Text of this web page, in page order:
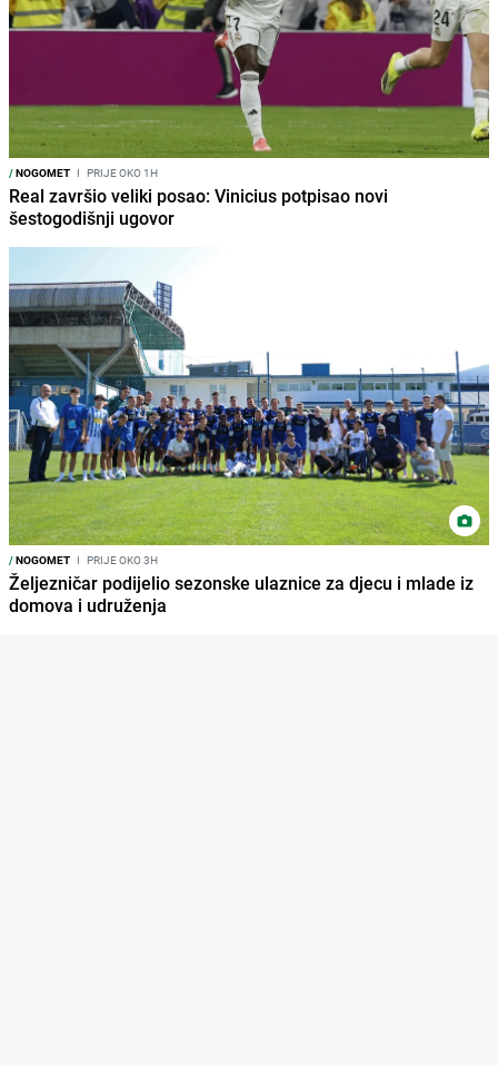
/NOGOMET I PRIJE OKO 1H
Real završio veliki posao: Vinicius potpisao novi
šestogodišnji ugovor
/NOGOMET I PRIJE OKO 3H
Željezničar podijelio sezonske ulaznice za djecu i mlade iz
domova i udruženja